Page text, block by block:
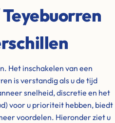
Het inschakelen van een
is verstandig als u de tijd
snelheid, discretie en het
voor u prioriteit hebben, biedt
voordelen. Hieronder ziet u